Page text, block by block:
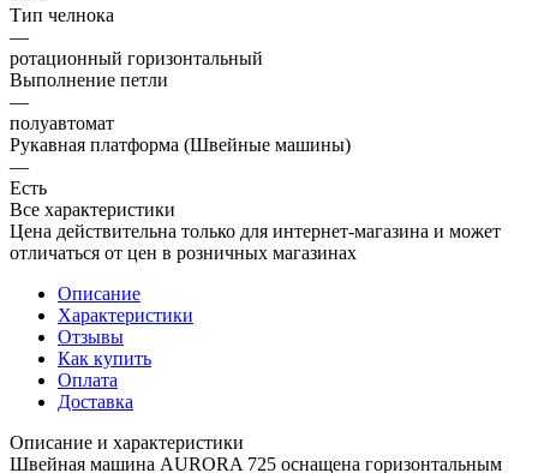
Тип челнока
—
ротационный горизонтальный
Выполнение петли
—
полуавтомат
Рукавная платформа (Швейные машины)
—
Есть
Все характеристики
Цена действительна только для интернет-магазина и может
отличаться от цен в розничных магазинах
Описание
Характеристики
Отзывы
Как купить
Оплата
Доставка
Описание и характеристики
Швейная машина AURORA 725 оснащена горизонтальным